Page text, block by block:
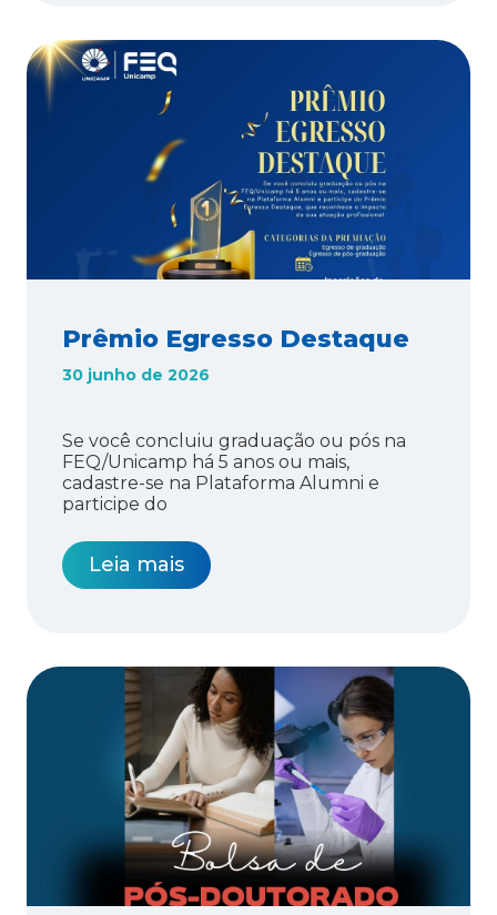
Prêmio Egresso Destaque
30 junho de 2026
Se você concluiu graduação ou pós na
FEQ/Unicamp há 5 anos ou mais,
cadastre-se na Plataforma Alumni e
participe do
Leia mais